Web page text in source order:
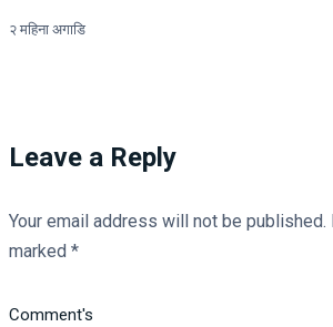
२ महिना अगाडि
Leave a Reply
Your email address will not be published.
marked *
Comment's